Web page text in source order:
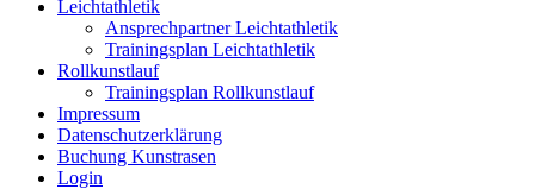
Leichtathletik
Ansprechpartner Leichtathletik
Trainingsplan Leichtathletik
Rollkunstlauf
Trainingsplan Rollkunstlauf
Impressum
Datenschutzerklärung
Buchung Kunstrasen
Login